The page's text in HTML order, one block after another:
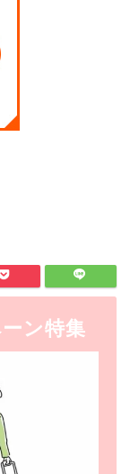
ン特集